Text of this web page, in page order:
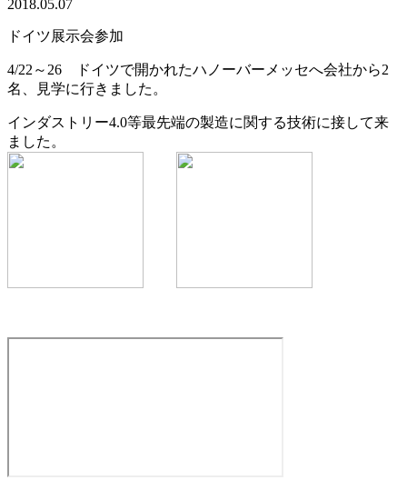
2018.05.07
ドイツ展示会参加
4/22～26 ドイツで開かれたハノーバーメッセへ会社から2
名、見学に行きました。
インダストリー4.0等最先端の製造に関する技術に接して来
ました。